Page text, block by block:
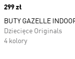
Price
299 zł
BUTY GAZELLE
Dziecięce Originals
4 kolory